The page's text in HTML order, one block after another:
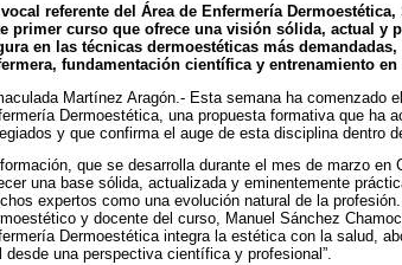
vocal referente del Área de Enfermería
primer curso que ofrece una visión sólida, actual y
en las técnicas dermoestéticas más
fundamentación científica y entrenamiento
Martínez Aragón.- Esta semana ha comenzado
Dermoestética, una propuesta formativa que ha
y que confirma el auge de esta disciplina dentro
que se desarrolla durante el mes de marzo en
una base sólida, actualizada y eminentemente
expertos como una evolución natural de la
y docente del curso, Manuel Sánchez
Dermoestética integra la estética con la salud,
desde una perspectiva científica y profesional”.